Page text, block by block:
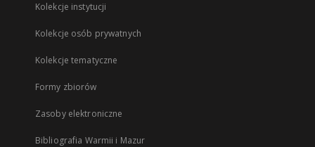
Kolekcje instytucji
Kolekcje osób prywatnych
Kolekcje tematyczne
Formy zbiorów
Zasoby elektroniczne
Bibliografia Warmii i Mazur